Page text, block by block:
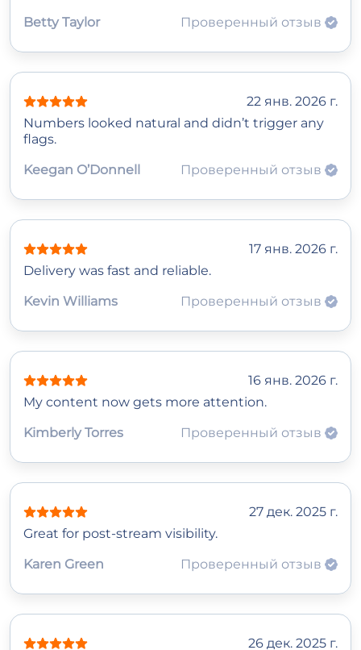
Betty Taylor
Проверенный отзыв
22 янв. 2026 г.
Numbers looked natural and didn’t trigger any
flags.
Keegan O’Donnell
Проверенный отзыв
17 янв. 2026 г.
Delivery was fast and reliable.
Kevin Williams
Проверенный отзыв
16 янв. 2026 г.
My content now gets more attention.
Kimberly Torres
Проверенный отзыв
27 дек. 2025 г.
Great for post-stream visibility.
Karen Green
Проверенный отзыв
26 дек. 2025 г.